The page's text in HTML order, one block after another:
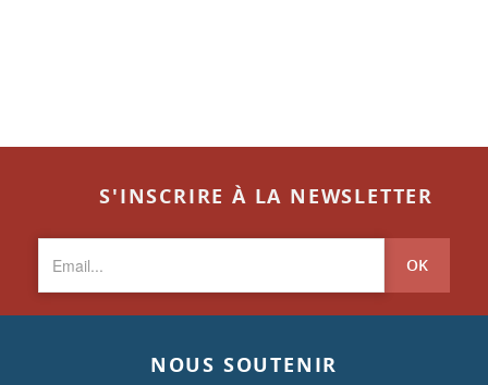
S'INSCRIRE À LA NEWSLETTER
OK
NOUS SOUTENIR